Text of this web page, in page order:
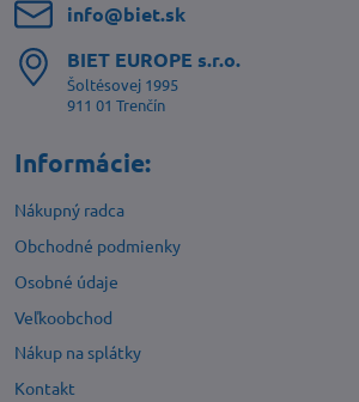
info​@biet​.sk
BIET EUROPE s​.r​.o​.
Šoltésovej 1995
911 01 Trenčín
Informácie:
Nákupný radca
Obchodné podmienky
Osobné údaje
Veľkoobchod
Nákup na splátky
Kontakt